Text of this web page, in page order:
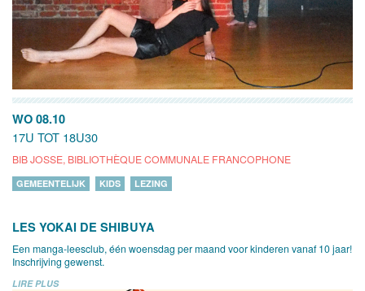
WO 08.10
17U TOT 18U30
BIB JOSSE, BIBLIOTHÈQUE COMMUNALE FRANCOPHONE
GEMEENTELIJK KIDS LEZING
LES YOKAI DE SHIBUYA
Een manga-leesclub, één woensdag per maand voor kinderen vanaf 10 jaar!
Inschrijving gewenst.
LIRE PLUS